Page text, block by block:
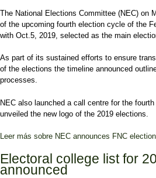
The National Elections Committee (NEC) on
of the upcoming fourth election cycle of the
with Oct.5, 2019, selected as the main
As part of its sustained efforts to ensure
of the elections the timeline announced
processes.
NEC also launched a call centre for the
unveiled the new logo of the 2019 elections.
Leer más sobre NEC announces FNC
Electoral college list for
announced